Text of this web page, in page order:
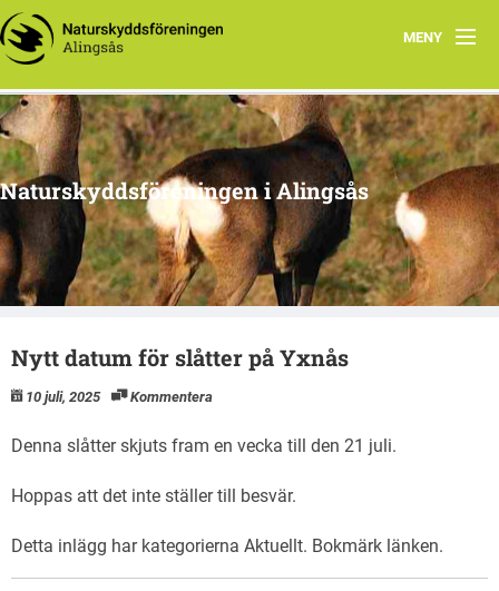
MENY
Aktuellt
Program 2026
Grupper
Samarbetsprojekt
Om oss
Naturskyddsföreningen i Alingsås
Nytt datum för slåtter på Yxnås
10 juli, 2025 Kommentera
Denna slåtter skjuts fram en vecka till den 21 juli.
Hoppas att det inte ställer till besvär.
Detta inlägg har kategorierna Aktuellt. Bokmärk länken.